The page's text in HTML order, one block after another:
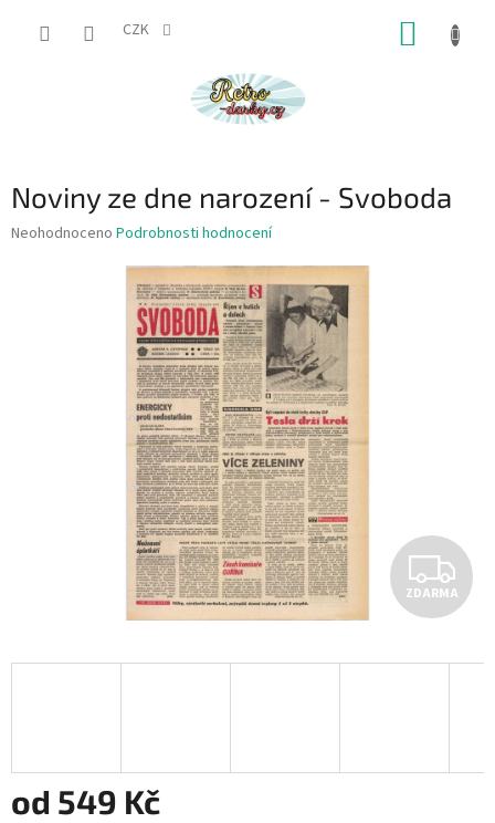
CZK
Noviny ze dne narození - Svoboda
Průměrné
Neohodnoceno Podrobnosti hodnocení
Z
D
A
ZDARMA
od 549 Kč